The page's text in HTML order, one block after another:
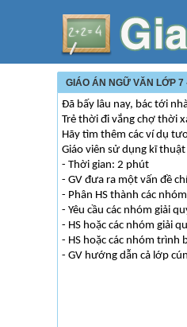
GIÁO ÁN NGỮ VĂN LỚP 7
Đã bấy lâu nay, bác tới
Trẻ thời đi vắng chợ thời
Hãy tìm thêm các ví dụ
Giáo viên sử dụng kĩ
- Thời gian: 2 phút
- GV đưa ra một vấn đề
- Phân HS thành các
- Yêu cầu các nhóm giải
- HS hoặc các nhóm giải
- HS hoặc các nhóm trình
- GV hướng dẫn cả lớp